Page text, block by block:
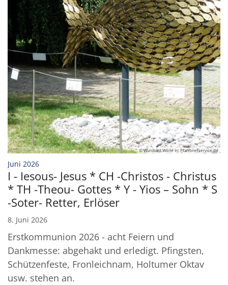
© Wunibald Wörle In: Pfarrbriefservice.de
Juni 2026:
I - Iesous- Jesus * CH -Christos - Christus
* TH -Theou- Gottes * Y - Yios – Sohn * S
-Soter- Retter, Erlöser
8. Juni 2026
Erstkommunion 2026 - acht Feiern und
Dankmesse: abgehakt und erledigt. Pfingsten,
Schützenfeste, Fronleichnam, Holtumer Oktav
usw. stehen an.